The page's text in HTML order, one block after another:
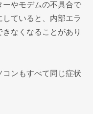
やモデムの不具合で
ていると、内部エラ
なくなることがあり
ンもすべて同じ症状